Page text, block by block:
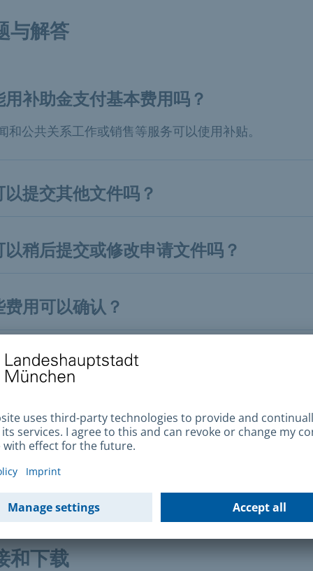
与解答
用补助金支付基本费用吗？
和公共关系工作或销售等服务可以使用补贴。
以提交其他文件吗？
以稍后提交或修改申请文件吗？
费用可以确认？
是只针对团体还是也针对艺术家个人？
依据
年至 2027 年的资助决定获得通过，我们将另行通
和 2027 年需要提交的文件 。
和下载